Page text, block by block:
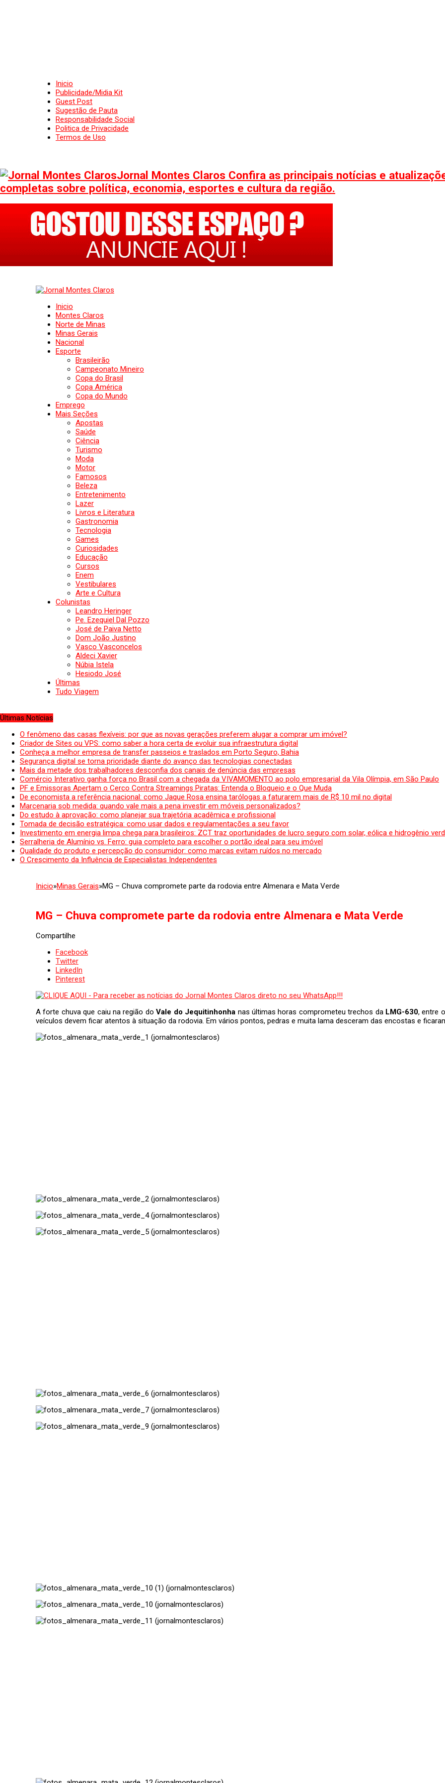
Inicio
Publicidade/Midia Kit
Guest Post
Sugestão de Pauta
Responsabilidade Social
Politica de Privacidade
Termos de Uso
Jornal Montes Claros Confira as principais notícias e
completas sobre política, economia, esportes e cultura da região.
Inicio
Montes Claros
Norte de Minas
Minas Gerais
Nacional
Esporte
Brasileirão
Campeonato Mineiro
Copa do Brasil
Copa América
Copa do Mundo
Emprego
Mais Seções
Apostas
Saúde
Ciência
Turismo
Moda
Motor
Famosos
Beleza
Entretenimento
Lazer
Livros e Literatura
Gastronomia
Tecnologia
Games
Curiosidades
Educação
Cursos
Enem
Vestibulares
Arte e Cultura
Colunistas
Leandro Heringer
Pe. Ezequiel Dal Pozzo
José de Paiva Netto
Dom João Justino
Vasco Vasconcelos
Aldeci Xavier
Núbia Istela
Hesiodo José
Últimas
Tudo Viagem
Últimas Notícias
O fenômeno das casas flexíveis: por que as novas gerações preferem alugar a comprar um imóvel?
Criador de Sites ou VPS: como saber a hora certa de evoluir sua infraestrutura digital
Conheça a melhor empresa de transfer passeios e traslados em Porto Seguro, Bahia
Segurança digital se torna prioridade diante do avanço das tecnologias conectadas
Mais da metade dos trabalhadores desconfia dos canais de denúncia das empresas
Comércio Interativo ganha força no Brasil com a chegada da VIVAMOMENTO ao polo empresarial da Vila Olímpia, em São Paulo
PF e Emissoras Apertam o Cerco Contra Streamings Piratas: Entenda o Bloqueio e o Que Muda
De economista a referência nacional: como Jaque Rosa ensina tarólogas a faturarem mais de R$ 10 mil no digital
Marcenaria sob medida: quando vale mais a pena investir em móveis personalizados?
Do estudo à aprovação: como planejar sua trajetória acadêmica e profissional
Tomada de decisão estratégica: como usar dados e regulamentações a seu favor
Investimento em energia limpa chega para brasileiros: ZCT traz oportunidades de lucro seguro com solar, eólica e hidrogênio
Serralheria de Alumínio vs. Ferro: guia completo para escolher o portão ideal para seu imóvel
Qualidade do produto e percepção do consumidor: como marcas evitam ruídos no mercado
O Crescimento da Influência de Especialistas Independentes
Inicio»Minas Gerais»MG – Chuva compromete parte da rodovia entre Almenara e Mata Verde
MG – Chuva compromete parte da rodovia entre Almenara e Mata Verde
Compartilhe
Facebook
Twitter
LinkedIn
Pinterest
A forte chuva que caiu na região doVale do Jequitinhonha nas últimas horas comprometeu trechos da LMG-630, entre
veículos devem ficar atentos à situação da rodovia. Em vários pontos, pedras e muita lama desceram das encostas e